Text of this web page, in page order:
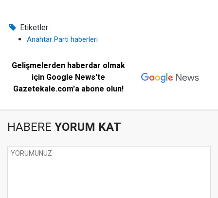
Etiketler :
Anahtar Parti haberleri
Gelişmelerden haberdar olmak
için Google News'te
Gazetekale.com'a abone olun!
HABERE YORUM KAT